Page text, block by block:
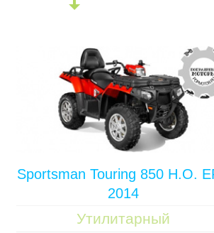
Sportsman Touring 850 H.O.
2014
Утилитарный